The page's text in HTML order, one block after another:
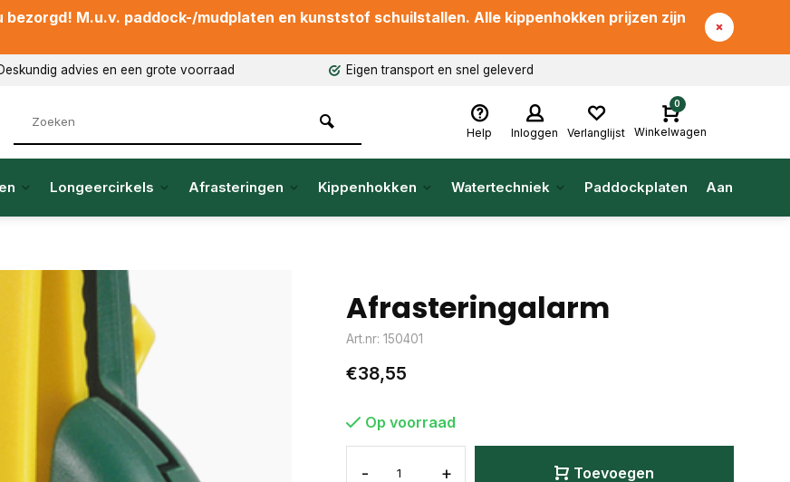
M.u.v. paddock-/mudplaten en kunststof schuilstallen. Alle kippenhokken prijzen zijn
advies en een grote voorraad Eigen transport en snel geleverd
Help Inloggen Verlanglijst
0
Winkelwagen
Longeercirkels Afrasteringen Kippenhokken Watertechniek Paddockplaten
Afrasteringalarm
Art.nr: 150401
€38,55
Op voorraad
- + Toevoegen